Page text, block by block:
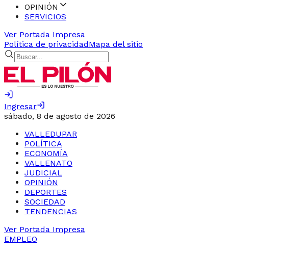
OPINIÓN
SERVICIOS
Ver Portada Impresa
Política de privacidadMapa del sitio
Ingresar
sábado, 8 de agosto de 2026
VALLEDUPAR
POLÍTICA
ECONOMÍA
VALLENATO
JUDICIAL
OPINIÓN
DEPORTES
SOCIEDAD
TENDENCIAS
Ver Portada Impresa
EMPLEO